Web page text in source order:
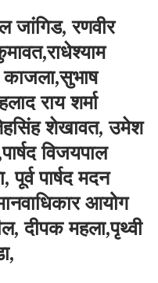
जांगिड, रणवीर
काजला,सुभाष
राय शर्मा
शेखावत, उमेश
विजयपाल
पार्षद मदन
आयोग
दीपक महला,पृथ्वी